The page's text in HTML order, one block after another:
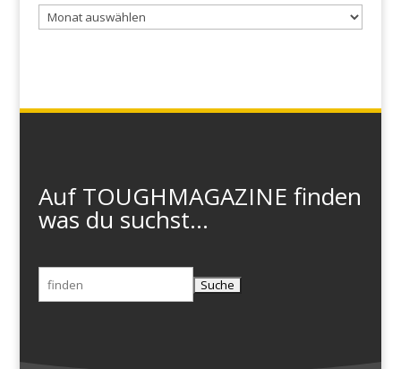
Archiv
Auf TOUGHMAGAZINE finden
was du suchst...
Suchen
nach: